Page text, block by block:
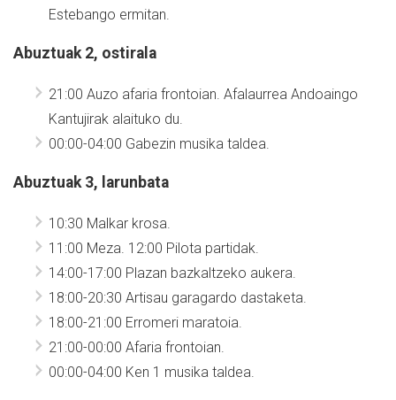
Estebango ermitan.
Abuztuak 2, ostirala
21:00 Auzo afaria frontoian. Afalaurrea Andoaingo
Kantujirak alaituko du.
00:00-04:00 Gabezin musika taldea.
Abuztuak 3, larunbata
10:30 Malkar krosa.
11:00 Meza. 12:00 Pilota partidak.
14:00-17:00 Plazan bazkaltzeko aukera.
18:00-20:30 Artisau garagardo dastaketa.
18:00-21:00 Erromeri maratoia.
21:00-00:00 Afaria frontoian.
00:00-04:00 Ken 1 musika taldea.